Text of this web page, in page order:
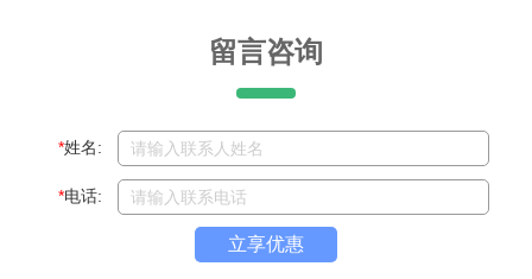
留言咨询
*姓名:
*电话:
立享优惠